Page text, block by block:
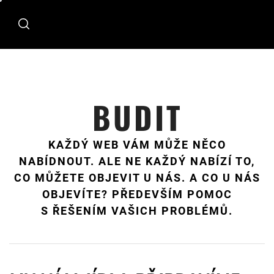
BUDIT
KAŽDÝ WEB VÁM MŮŽE NĚCO
NABÍDNOUT. ALE NE KAŽDÝ NABÍZÍ TO,
CO MŮŽETE OBJEVIT U NÁS. A CO U NÁS
OBJEVÍTE? PŘEDEVŠÍM POMOC
S ŘEŠENÍM VAŠICH PROBLÉMŮ.